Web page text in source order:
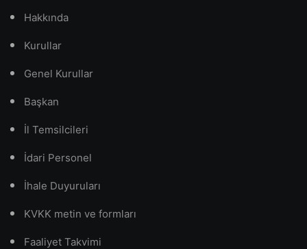
Hakkında
Kurullar
Genel Kurullar
Başkan
İl Temsilcileri
İdari Personel
İhale Duyuruları
KVKK metin ve formları
Faaliyet Takvimi